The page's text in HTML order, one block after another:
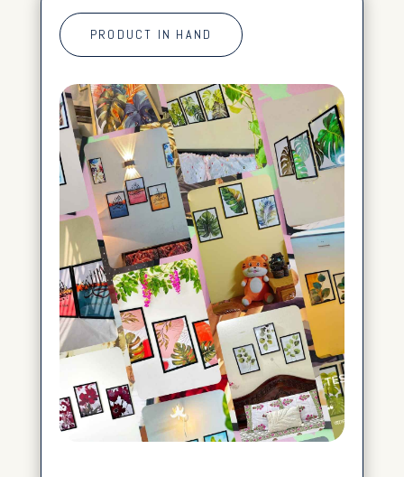
PRODUCT IN HAND